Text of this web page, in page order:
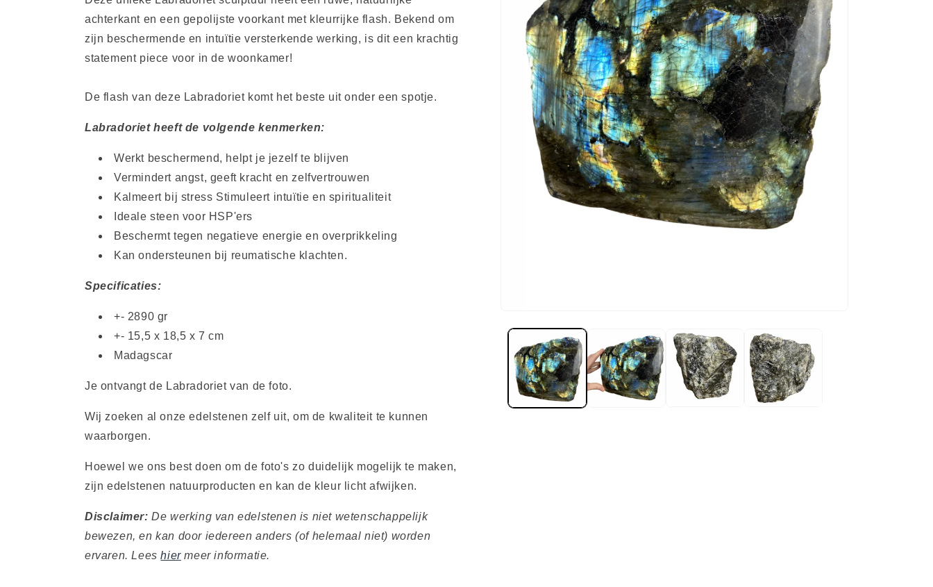
openen
modaal
achterkant en een gepolijste voorkant met kleurrijke flash. Bekend om
zijn beschermende en intuïtie versterkende werking, is dit een krachtig
statement piece voor in de woonkamer!
De flash van deze Labradoriet komt het beste uit onder een spotje.
Labradoriet heeft de volgende kenmerken:
Werkt beschermend, helpt je jezelf te blijven
Vermindert angst, geeft kracht en zelfvertrouwen
Kalmeert bij stress Stimuleert intuïtie en spiritualiteit
Ideale steen voor HSP'ers
Beschermt tegen negatieve energie en overprikkeling
Kan ondersteunen bij reumatische klachten.
Specificaties:
+- 2890 gr
+- 15,5 x 18,5 x 7 cm
Madagscar
Je ontvangt de Labradoriet van de foto.
Wij zoeken al onze edelstenen zelf uit, om de kwaliteit te kunnen
waarborgen.
Hoewel we ons best doen om de foto's zo duidelijk mogelijk te maken,
zijn edelstenen natuurproducten en kan de kleur licht afwijken.
Disclaimer: De werking van edelstenen is niet wetenschappelijk
bewezen, en kan door iedereen anders (of helemaal niet) worden
ervaren. Leeshiermeer informatie.